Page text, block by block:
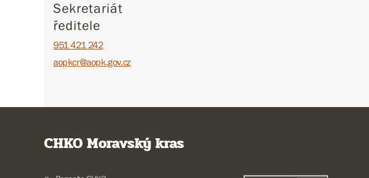
Sekretariát
ředitele
951 421 242
aopkcr@aopk.gov.cz
CHKO Moravský kras